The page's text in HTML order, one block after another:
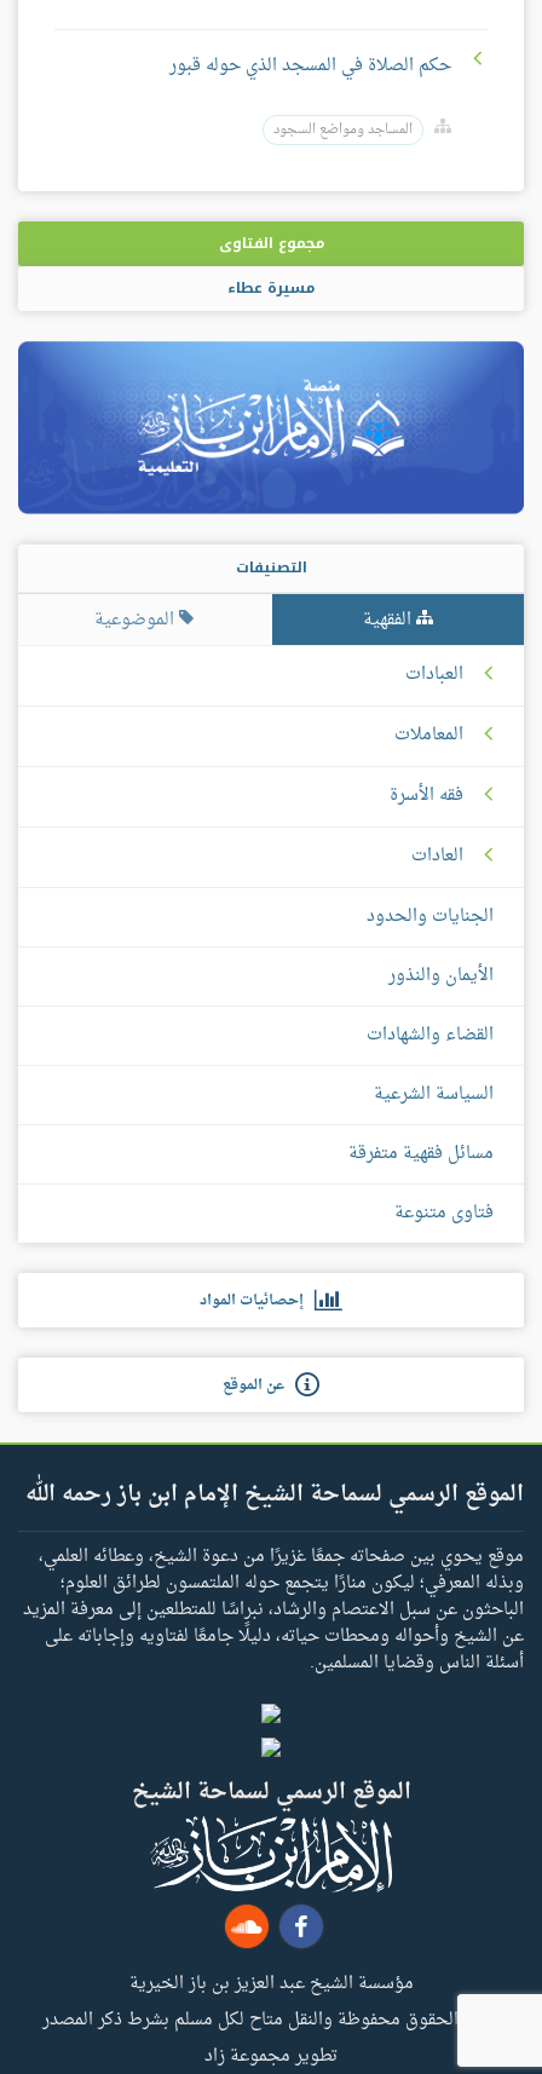
حكم الصلاة في المسجد الذي حوله قبور
المساجد ومواضع السجود
مجموع الفتاوى
مسيرة عطاء
التصنيفات
الفقهية
الموضوعية
العبادات
المعاملات
فقه الأسرة
العادات
الجنايات والحدود
الأيمان والنذور
القضاء والشهادات
السياسة الشرعية
مسائل فقهية متفرقة
فتاوى متنوعة
إحصائيات المواد
عن الموقع
الموقع الرسمي لسماحة الشيخ الإمام ابن باز رحمه الله
موقع يحوي بين صفحاته جمعًا غزيرًا من دعوة الشيخ، وعطائه العلمي،
وبذله المعرفي؛ ليكون منارًا يتجمع حوله الملتمسون لطرائق العلوم؛
الباحثون عن سبل الاعتصام والرشاد، نبراسًا للمتطلعين إلى معرفة المزيد
عن الشيخ وأحواله ومحطات حياته، دليلًا جامعًا لفتاويه وإجاباته على
أسئلة الناس وقضايا المسلمين.
الموقع الرسمي لسماحة الشيخ
مؤسسة الشيخ عبد العزيز بن باز الخيرية
جميع الحقوق محفوظة والنقل متاح لكل مسلم بشرط ذكر المصدر
تطوير مجموعة زاد